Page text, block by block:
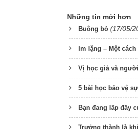
Những tin mới hơn
Buông bỏ (17/05/
Im lặng – Một
Vị học giả và
5 bài học bảo vệ
Bạn đang lấp đầy
Trưởng thành là